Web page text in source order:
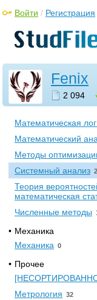
Войти / Регистрация
Fenix
2 094
Алгебра и геометрия
Аналитическая
Вычислительная
Геометрия 22
Дискретная
Математика 7
Математическая
Математический
Методы
Системный анализ 2
Теория
математическая
Численные методы
• Механика
Механика 0
• Прочее
Метрология 32